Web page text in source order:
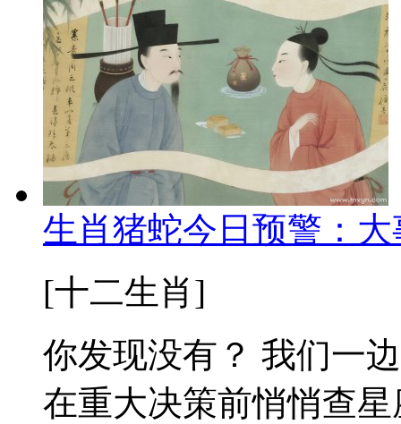
生肖猪蛇今日预警：
[十二生肖]
你发现没有？ 我们一
在重大决策前悄悄查